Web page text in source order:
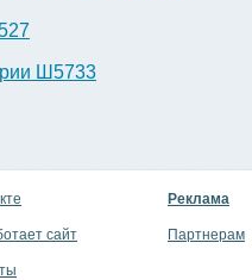
Ш5733
сайт
Реклама
Партнерам